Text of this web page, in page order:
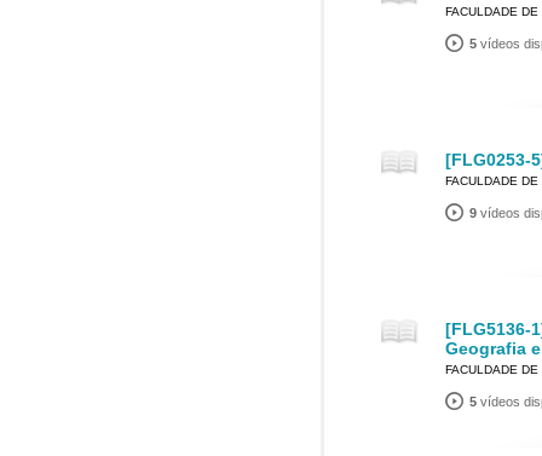
FACULDADE
5 vídeos
[FLG0253-
FACULDADE
9 vídeos
[FLG5136-
Geografia
FACULDADE
5 vídeos